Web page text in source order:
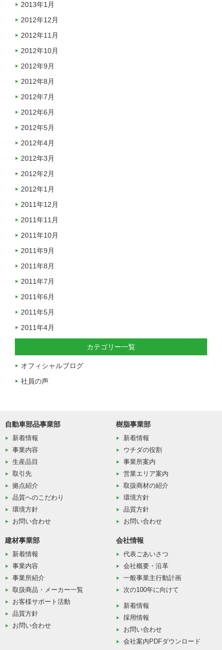
2013年1月
2012年12月
2012年11月
2012年10月
2012年9月
2012年8月
2012年7月
2012年6月
2012年5月
2012年4月
2012年3月
2012年2月
2012年1月
2011年12月
2011年11月
2011年10月
2011年9月
2011年8月
2011年7月
2011年6月
2011年5月
2011年4月
カテゴリー一覧
オフィシャルブログ
社員の声
自動車部品事業部
新着情報
事業内容
生産品目
取引先
拠点紹介
品質へのこだわり
環境方針
お問い合わせ
樹脂事業部
新着情報
ウチダの役割
事業所案内
営業エリア案内
取扱商材の紹介
環境方針
品質方針
お問い合わせ
建材事業部
新着情報
事業内容
事業所紹介
取扱商品・メーカー一覧
お客様サポート活動
品質方針
お問い合わせ
会社情報
代表ごあいさつ
会社概要・沿革
一般事業主行動計画
次の100年に向けて
新着情報
採用情報
お問い合わせ
会社案内PDFダウンロード